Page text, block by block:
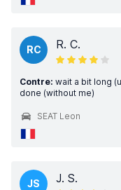
RC R. C.
Contre: wait a bit long
done (without me)
SEAT Leon
JS J. S.